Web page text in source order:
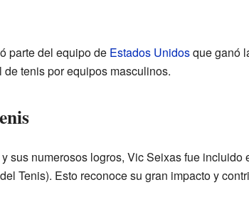
parte del equipo de Estados Unidosque ganó
tenis por equipos masculinos.
sus numerosos logros, Vic Seixas fue incluido
Tenis). Esto reconoce su gran impacto y